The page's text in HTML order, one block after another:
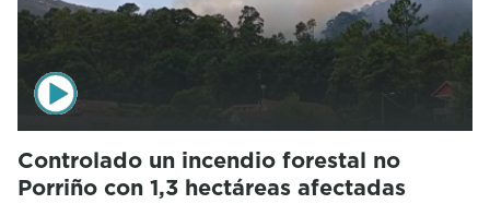
Controlado un incendio forestal no
Porriño con 1,3 hectáreas afectadas